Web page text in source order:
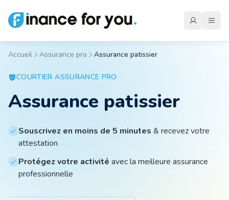
Emprunteur
Auto
Accueil Assurance pro Assurance patissier
COURTIERASSURANCE PRO
Assurance patissier
Souscrivez en moins de 5 minutes & recevez votre
attestation
Protégez votre activité avec la meilleure assurance
professionnelle